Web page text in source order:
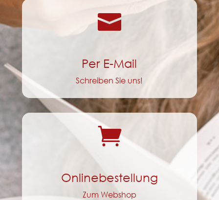

Per E-Mail
Schreiben Sie uns!

Onlinebestellung
Zum Webshop